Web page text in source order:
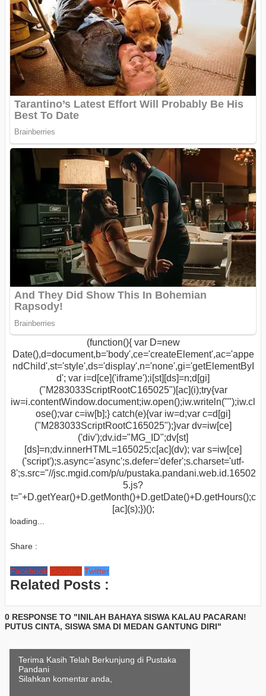
(function(){ var D=new
Date(),d=document,b='body',ce='createElement',ac='appe
ndChild',st='style',ds='display',n='none',gi='getElementByI
d'; var i=d[ce]('iframe');i[st][ds]=n;d[gi]
("M283033ScriptRootC165025")[ac](i);try{var
iw=i.contentWindow.document;iw.open();iw.writeln("");iw.cl
ose();var c=iw[b];} catch(e){var iw=d;var c=d[gi]
("M283033ScriptRootC165025");}var dv=iw[ce]
('div');dv.id="MG_ID";dv[st]
[ds]=n;dv.innerHTML=165025;c[ac](dv); var s=iw[ce]
('script');s.async='async';s.defer='defer';s.charset='utf-
8';s.src="//jsc.mgid.com/p/u/pustaka.pandani.web.id.16502
5.js?
t="+D.getYear()+D.getMonth()+D.getDate()+D.getHours();c
[ac](s);})();
loading...
Share :
Facebook Google+ Twitter
Related Posts :
0 RESPONSE TO "INILAH BAHAYA SISWA KALAU PACARAN!
PUTUS CINTA, SISWA SMA DI MEDAN GANTUNG DIRI"
Terima Kasih Telah Berkunjung di Pustaka
Pandani
Silahkan komentar anda,